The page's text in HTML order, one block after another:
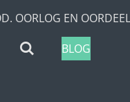
OORLOG EN
BLOG